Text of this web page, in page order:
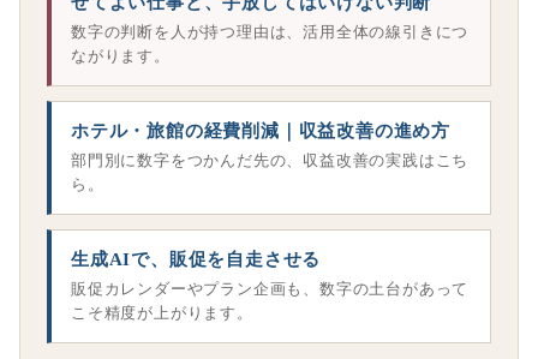
数字の判断を人が持つ理由は、活用全体の線引きにつ
ながります。
ホテル・旅館の経費削減｜収益改善の進め方
部門別に数字をつかんだ先の、収益改善の実践はこち
ら。
生成AIで、販促を自走させる
販促カレンダーやプラン企画も、数字の土台があって
こそ精度が上がります。